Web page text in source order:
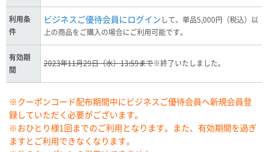
利用条
件
ビジネスご優待会員にログイン して、単品5,000円（税込）以
上の商品をご購入の場合にご利用可能です。
有効期
間
2023年11月29日（水）13:59まで※終了いたしました。
※クーポンコード配布期間中にビジネスご優待会員へ新規会員登
録していただく必要がございます。
※おひとり様1回までのご利用となります。また、有効期間を過ぎ
ますとご利用できなくなります。